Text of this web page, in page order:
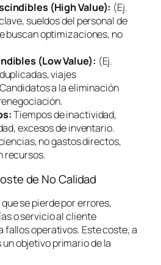
(High Value): (Ej.
sueldos del personal de
buscan optimizaciones, no
(Low Value): (Ej.
viajes
a la eliminación
Tiempos de inactividad,
excesos de inventario.
no gastos directos,
recursos.
de No Calidad
se pierde por errores,
o servicio al cliente
fallos operativos. Este coste, a
objetivo primario de la